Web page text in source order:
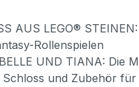
AUS LEGO®
Rollenspielen
UND TIANA: Die
und Zubehör